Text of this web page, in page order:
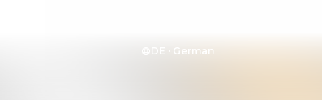
DE · German